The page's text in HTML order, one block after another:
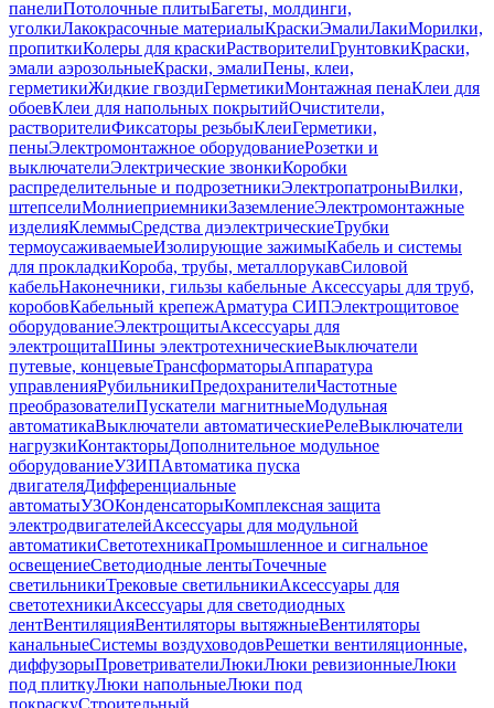
панелиПотолочные плитыБагеты, молдинги,
уголкиЛакокрасочные материалыКраскиЭмалиЛакиМорилки,
пропиткиКолеры для краскиРастворителиГрунтовкиКраски,
эмали аэрозольныеКраски, эмалиПены, клеи,
герметикиЖидкие гвоздиГерметикиМонтажная пенаКлеи для
обоевКлеи для напольных покрытийОчистители,
растворителиФиксаторы резьбыКлеиГерметики,
пеныЭлектромонтажное оборудованиеРозетки и
выключателиЭлектрические звонкиКоробки
распределительные и подрозетникиЭлектропатроныВилки,
штепселиМолниеприемникиЗаземлениеЭлектромонтажные
изделияКлеммыСредства диэлектрическиеТрубки
термоусаживаемыеИзолирующие зажимыКабель и системы
для прокладкиКороба, трубы, металлорукавСиловой
кабельНаконечники, гильзы кабельные Аксессуары для труб,
коробовКабельный крепежАрматура СИПЭлектрощитовое
оборудованиеЭлектрощитыАксессуары для
электрощитаШины электротехническиеВыключатели
путевые, концевыеТрансформаторыАппаратура
управленияРубильникиПредохранителиЧастотные
преобразователиПускатели магнитныеМодульная
автоматикаВыключатели автоматическиеРелеВыключатели
нагрузкиКонтакторыДополнительное модульное
оборудованиеУЗИПАвтоматика пуска
двигателяДифференциальные
автоматыУЗОКонденсаторыКомплексная защита
электродвигателейАксессуары для модульной
автоматикиСветотехникаПромышленное и сигнальное
освещениеСветодиодные лентыТочечные
светильникиТрековые светильникиАксессуары для
светотехникиАксессуары для светодиодных
лентВентиляцияВентиляторы вытяжныеВентиляторы
канальныеСистемы воздуховодовРешетки вентиляционные,
диффузорыПроветривателиЛюкиЛюки ревизионныеЛюки
под плиткуЛюки напольныеЛюки под
покраскуСтроительный